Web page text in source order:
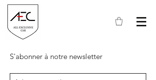
S'abonner à notre newsletter